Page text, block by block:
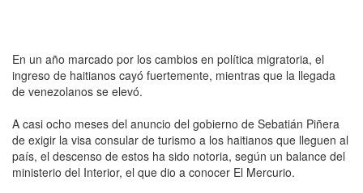
En un año marcado por los cambios en política migratoria, el
ingreso de haitianos cayó fuertemente, mientras que la llegada
de venezolanos se elevó.
A casi ocho meses del anuncio del gobierno de Sebatián Piñera
de exigir la visa consular de turismo a los haitianos que lleguen al
país, el descenso de estos ha sido notoria, según un balance del
ministerio del Interior, el que dio a conocer El Mercurio.